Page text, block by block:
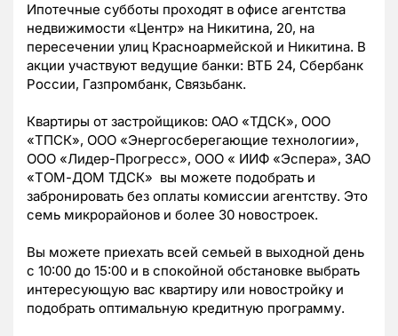
Ипотечные субботы проходят в офисе агентства
недвижимости «Центр» на Никитина, 20, на
пересечении улиц Красноармейской и Никитина. В
акции участвуют ведущие банки: ВТБ 24, Сбербанк
России, Газпромбанк, Связьбанк.
Квартиры от застройщиков: ОАО «ТДСК», ООО
«ТПСК», ООО «Энергосберегающие технологии»,
ООО «Лидер-Прогресс», ООО « ИИФ «Эспера», ЗАО
«ТОМ-ДОМ ТДСК» вы можете подобрать и
забронировать без оплаты комиссии агентству. Это
семь микрорайонов и более 30 новостроек.
Вы можете приехать всей семьей в выходной день
с 10:00 до 15:00 и в спокойной обстановке выбрать
интересующую вас квартиру или новостройку и
подобрать оптимальную кредитную программу.